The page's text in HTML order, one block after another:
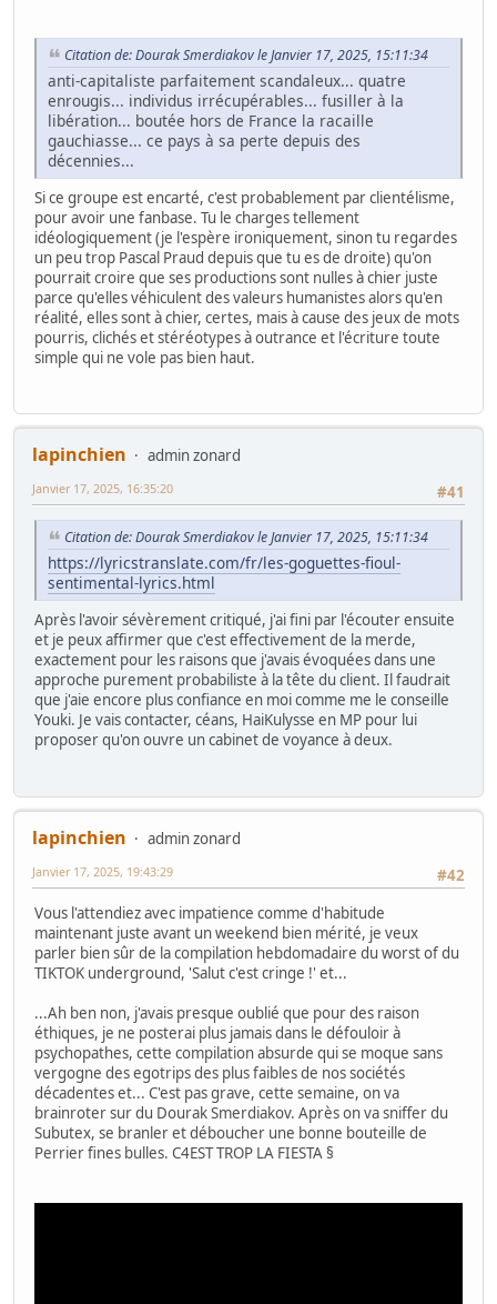
Citation de: Dourak Smerdiakov le Janvier 17, 2025, 15:11:34
anti-capitaliste parfaitement scandaleux... quatre
enrougis... individus irrécupérables... fusiller à la
libération... boutée hors de France la racaille
gauchiasse... ce pays à sa perte depuis des
décennies...
Si ce groupe est encarté, c'est probablement par clientélisme,
pour avoir une fanbase. Tu le charges tellement
idéologiquement (je l'espère ironiquement, sinon tu regardes
un peu trop Pascal Praud depuis que tu es de droite) qu'on
pourrait croire que ses productions sont nulles à chier juste
parce qu'elles véhiculent des valeurs humanistes alors qu'en
réalité, elles sont à chier, certes, mais à cause des jeux de mots
pourris, clichés et stéréotypes à outrance et l'écriture toute
simple qui ne vole pas bien haut.
lapinchien
admin zonard
#41
Janvier 17, 2025, 16:35:20
Citation de: Dourak Smerdiakov le Janvier 17, 2025, 15:11:34
https://lyricstranslate.com/fr/les-goguettes-fioul-
sentimental-lyrics.html
Après l'avoir sévèrement critiqué, j'ai fini par l'écouter ensuite
et je peux affirmer que c'est effectivement de la merde,
exactement pour les raisons que j'avais évoquées dans une
approche purement probabiliste à la tête du client. Il faudrait
que j'aie encore plus confiance en moi comme me le conseille
Youki. Je vais contacter, céans, HaiKulysse en MP pour lui
proposer qu'on ouvre un cabinet de voyance à deux.
lapinchien
admin zonard
#42
Janvier 17, 2025, 19:43:29
Vous l'attendiez avec impatience comme d'habitude
maintenant juste avant un weekend bien mérité, je veux
parler bien sûr de la compilation hebdomadaire du worst of du
TIKTOK underground, 'Salut c'est cringe !' et...
...Ah ben non, j'avais presque oublié que pour des raison
éthiques, je ne posterai plus jamais dans le défouloir à
psychopathes, cette compilation absurde qui se moque sans
vergogne des egotrips des plus faibles de nos sociétés
décadentes et... C'est pas grave, cette semaine, on va
brainroter sur du Dourak Smerdiakov. Après on va sniffer du
Subutex, se branler et déboucher une bonne bouteille de
Perrier fines bulles. C4EST TROP LA FIESTA §